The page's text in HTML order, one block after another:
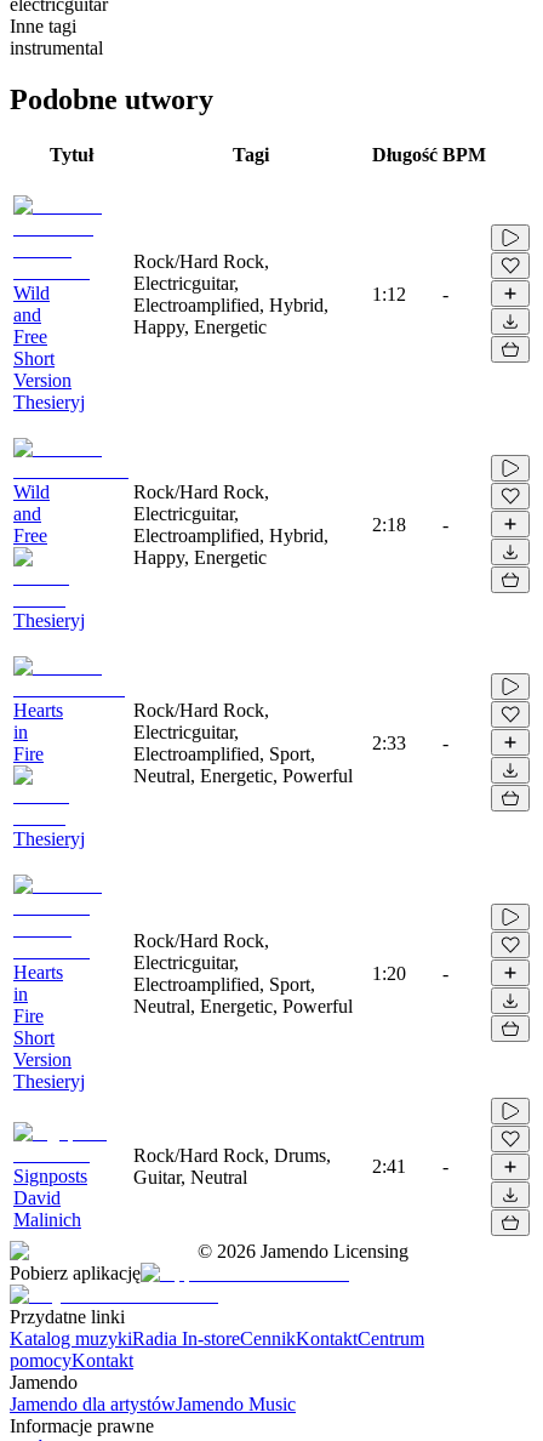
Inne tagi
instrumental
Podobne utwory
Tytuł Tagi Długość BPM
Wild
and
Free
Short
Version
Thesieryj
Rock/Hard Rock,
Electricguitar,
Electroamplified, Hybrid,
Happy, Energetic
1:12 -
Wild
and
Free
Thesieryj
Rock/Hard Rock,
Electricguitar,
Electroamplified, Hybrid,
Happy, Energetic
2:18 -
Hearts
in
Fire
Thesieryj
Rock/Hard Rock,
Electricguitar,
Electroamplified, Sport,
Neutral, Energetic, Powerful
2:33 -
Hearts
in
Fire
Short
Version
Thesieryj
Rock/Hard Rock,
Electricguitar,
Electroamplified, Sport,
Neutral, Energetic, Powerful
1:20 -
Signposts
David
Malinich
Rock/Hard Rock, Drums,
Guitar, Neutral
2:41 -
© 2026 Jamendo Licensing
Pobierz aplikację
Przydatne linki
Katalog muzykiRadia In-storeCennikKontaktCentrum
pomocyKontakt
Jamendo
Jamendo dla artystówJamendo Music
Informacje prawne